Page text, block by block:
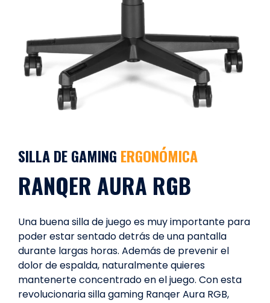
SILLA DE GAMING ERGONÓMICA
RANQER AURA RGB
Una buena silla de juego es muy importante para
poder estar sentado detrás de una pantalla
durante largas horas. Además de prevenir el
dolor de espalda, naturalmente quieres
mantenerte concentrado en el juego. Con esta
revolucionaria silla gaming Ranqer Aura RGB,